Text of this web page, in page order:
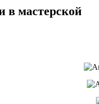
в мастерской